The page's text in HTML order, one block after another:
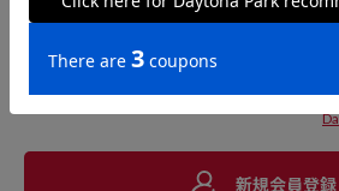
新規会員登録